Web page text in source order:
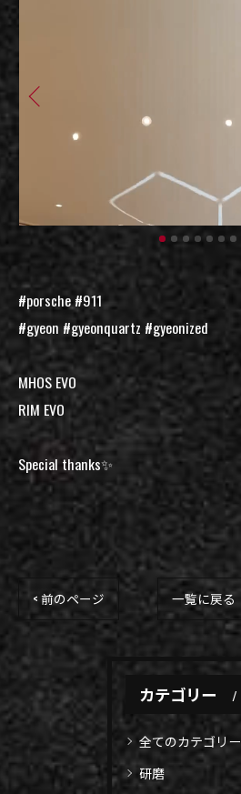
#porsche #911
#gyeon #gyeonquartz #gyeonized
MHOS EVO
RIM EVO
Special thanks✨
< 前のページ 一覧に戻る
カテゴリー
全てのカテゴリー
研磨